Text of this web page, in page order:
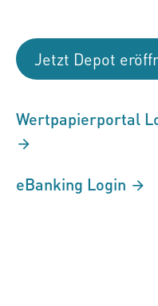
Jetzt Depot
Wertpapierportal
eBanking Login